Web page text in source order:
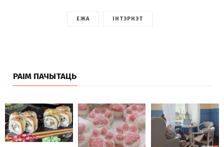
ЕЖА ІНТЭРНЭТ
РАІМ ПАЧЫТАЦЬ